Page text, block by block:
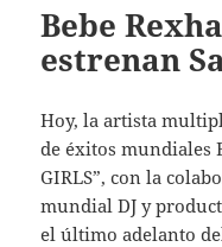
Bebe
estrenan
Hoy, la artista
de éxitos mundiales
GIRLS”, con la
mundial DJ y
el último adelanto